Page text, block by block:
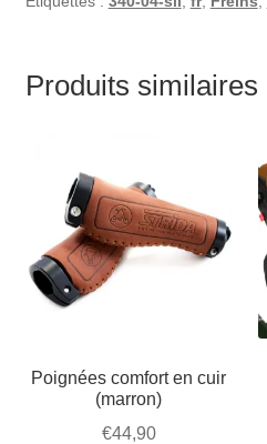
Produits similaires
Poignées comfort en cuir
(marron)
€44,90